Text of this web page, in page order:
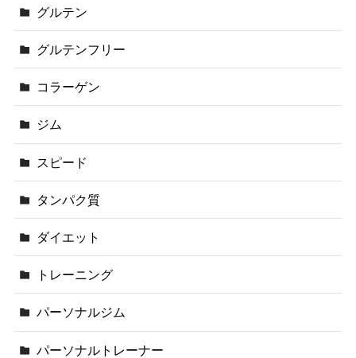
グルテン
グルテンフリー
コラーゲン
ジム
スピード
タンパク質
ダイエット
トレーニング
パーソナルジム
パーソナルトレーナー